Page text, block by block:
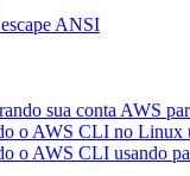
ANSI
sua conta AWS
o AWS CLI no Linux
o AWS CLI usando